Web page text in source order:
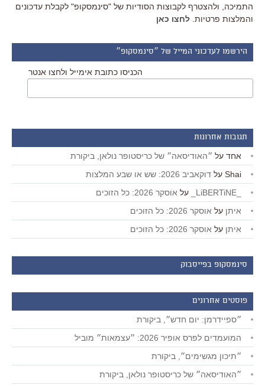
התמיכה, ולהצטרף לקבוצות הסודיות של "סינמסקופ" לקבלת עדכונים
והמלצות פרטיות. לחצו כאן
הירשמו לעדכוני המייל של ״סינמסקופ״
הכניסו כתובת אימייל ולחצו אנטר
תגובות אחרונות
אחד על ״האודיסאה״ של כריסטופר נולאן, ביקורת
Shai על דוקאביב 2026: שש או שבע המלצות
על אוסקר 2026: כל הזוכים
איתן על אוסקר 2026: כל הזוכים
איתן על אוסקר 2026: כל הזוכים
סינמסקופ בפייסבוק
פוסטים אחרונים
״ספיידרמן: יום חדש״, ביקורת
המועמדים לפרס אופיר 2026: ״עצמאות״ מוביל
״תיכון מגשימים״, ביקורת
״האודיסאה״ של כריסטופר נולאן, ביקורת